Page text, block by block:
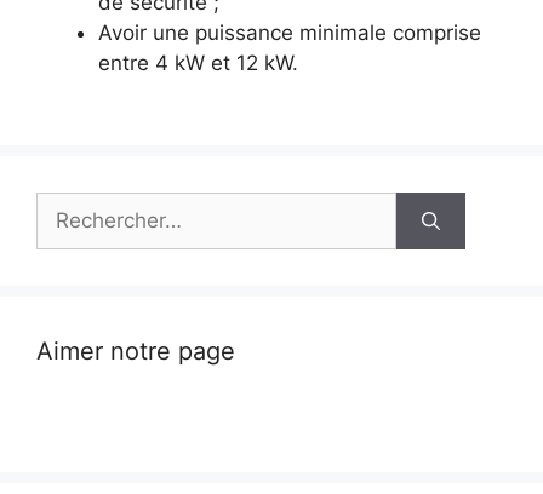
Avoir une puissance minimale comprise
entre 4 kW et 12 kW.
Rechercher :
Aimer notre page